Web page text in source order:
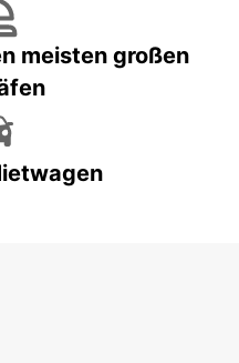
meisten großen